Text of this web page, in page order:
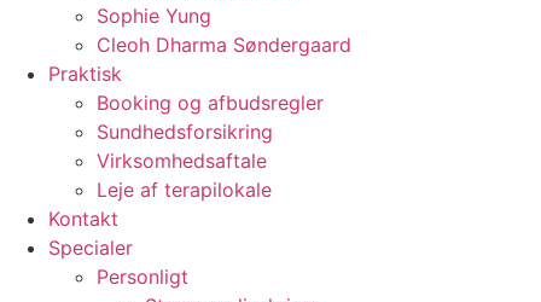
Sophie Yung
Cleoh Dharma Søndergaard
Praktisk
Booking og afbudsregler
Sundhedsforsikring
Virksomhedsaftale
Leje af terapilokale
Kontakt
Specialer
Personligt